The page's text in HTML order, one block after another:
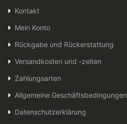
Kontakt
Mein Konto
Rückgabe und Rückerstattung
Versandkosten und -zeiten
Zahlungsarten
Allgemeine Geschäftsbedingungen
Datenschutzerklärung